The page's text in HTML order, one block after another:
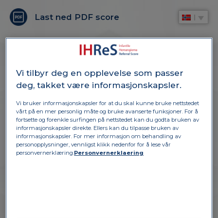
Last ned PDF score
SCORINGSYSTEMET
Vi tilbyr deg en opplevelse som passer
deg, takket være informasjonskapsler.
Vi bruker informasjonskapsler for at du skal kunne bruke nettstedet
vårt på en mer personlig måte og bruke avanserte funksjoner. For å
fortsette og forenkle surfingen på nettstedet kan du godta bruken av
informasjonskapsler direkte. Ellers kan du tilpasse bruken av
informasjonskapsler. For mer informasjon om behandling av
personopplysninger, vennligst klikk nedenfor for å lese vår
personvernerklæring:Personvernerklaering